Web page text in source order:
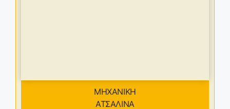
ΜΗΧΑΝΙΚΗ
ΑΤΣΑΛΙΝΑ